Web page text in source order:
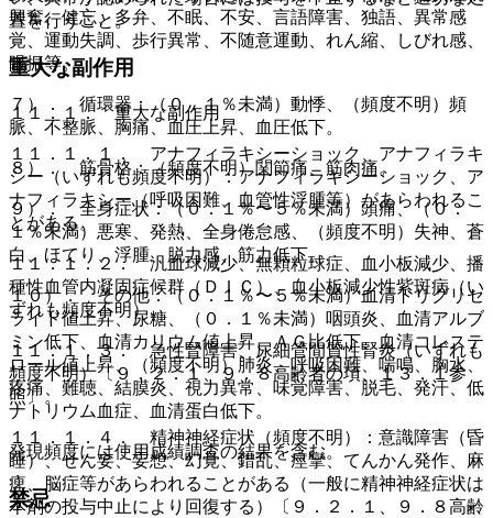
興奮、健忘、多弁、不眠、不安、言語障害、独語、異常感
覚、運動失調、歩行異常、不随意運動、れん縮、しびれ感、
眼振等。
７）． 循環器：（０．１％未満）動悸、（頻度不明）頻
脈、不整脈、胸痛、血圧上昇、血圧低下。
８）． 筋骨格：（頻度不明）関節痛、筋肉痛。
９）． 全身症状：（０．１％〜５％未満）頭痛、（０．
１％未満）悪寒、発熱、全身倦怠感、（頻度不明）失神、蒼
白、ほてり、浮腫、脱力感、筋力低下。
１０）． その他：（０．１％〜５％未満）血清トリグリセ
ライド値上昇、尿糖、（０．１％未満）咽頭炎、血清アルブ
ミン低下、血清カリウム値上昇、ＡＧ比低下、血清コレステ
ロール値上昇、（頻度不明）肺炎、呼吸困難、喘鳴、胸水、
疼痛、難聴、結膜炎、視力異常、味覚障害、脱毛、発汗、低
ナトリウム血症、血清蛋白低下。
発現頻度には使用成績調査の結果を含む。
禁忌
置を行うこと。
重大な副作用
１１．１． 重大な副作用
１１．１．１． アナフィラキシーショック、アナフィラキ
シー（いずれも頻度不明）：アナフィラキシーショック、ア
ナフィラキシー（呼吸困難、血管性浮腫等）があらわれるこ
とがある。
１１．１．２． 汎血球減少、無顆粒球症、血小板減少、播
種性血管内凝固症候群（ＤＩＣ）、血小板減少性紫斑病（い
ずれも頻度不明）。
１１．１．３． 急性腎障害、尿細管間質性腎炎（いずれも
頻度不明）〔９．２．１、９．８高齢者の項、１３．１参
照〕。
１１．１．４． 精神神経症状（頻度不明）：意識障害（昏
睡）、せん妄、妄想、幻覚、錯乱、痙攣、てんかん発作、麻
痺、脳症等があらわれることがある（一般に精神神経症状は
本剤の投与中止により回復する）〔９．２．１、９．８高齢